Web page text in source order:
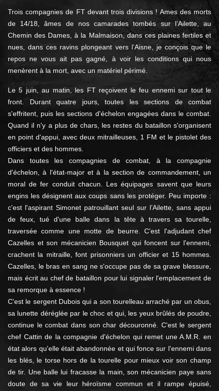
Trois compagnies de FT devant trois divisions ! Ames des morts
de 14/18, âmes de nos camarades tombés sur l’Ailette, au
Chemin des Dames, à la Malmaison, dans ces plaines fertiles et
nues, dans ces ravins plongeant vers l’Aisne, je conçois que le
repos ne vous ait pas gagné, à voir les conditions qui nous
menèrent à la mort, avec un matériel périmé.
Le 5 juin, au matin, les FT reçoivent le feu ennemi sur tout le
front. Durant quatre jours, toutes les sections de combat
s'effritent, puis les sections d'échelon engagées dans le combat.
Quand il n'y a plus de chars, les restes du bataillon s'organisent
en point d'appui, avec deux mitrailleuses, 1 FM et le pistolet des
officiers et des hommes.
Dans toutes les compagnies de combat, à la compagnie
d'échelon, à l'état-major et à la section de commandement, un
moral de fer conduit chacun. Les équipages savent que leurs
engins les désignent aux coups sans les protéger. Peu importe :
c'est l'aspirant Simonet patrouillant seul sur l’Ailette, sans appui
de feux, tué d'une balle dans la tête à travers sa tourelle,
traversée comme une motte de beurre. C'est l'adjudant chef
Cazelles et son mécanicien Bousquet qui foncent sur l'ennemi,
crachent la mitraille, font prisonniers un officier et 15 hommes.
Cazelles, le bras en sang ne s'occupe pas de sa grave blessure,
mais écrit au chef de bataillon pour lui signaler l'emplacement de
sa remorque à essence !
C'est le sergent Dubois qui a son tourelleau arraché par un obus,
sa lunette déréglée par le choc et qui, les yeux brûlés de poudre,
continue le combat dans son char découronné. C'est le sergent
chef Cattin de la compagnie d'échelon qui remet une A.M.R. en
état alors qu'elle était abandonnée et qui fonce sur l'ennemi dans
les blés, le torse hors de la tourelle pour mieux voir son champ
de tir. Une balle lui fracasse la main, son mécanicien paye sans
doute de sa vie leur héroïsme commun et il rampe épuisé,